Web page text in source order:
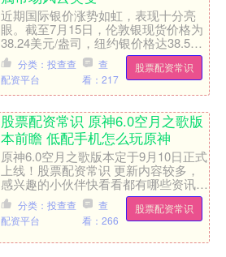
近期国际银价涨势如虹，表现十分亮
眼。截至7月15日，伦敦银现货价格为
38.24美元/盎司，纽约银价格达38.55
美元/盎司。自今年年初以来，国际银
价便开启了强劲....
股票配资常识
分类：投查查
配资平台
查
看：217
股票配资常识 原神6.0空月之歌版
本前瞻 低配手机怎么玩原神
原神6.0空月之歌版本定于9月10日正式
上线！股票配资常识 更新内容较多，
感兴趣的小伙伴快看看都有哪些资讯吧
~ - 📍角色卡池 本次版本更新分为上半
和下半两个阶....
股票配资常识
分类：投查查
配资平台
查
看：266